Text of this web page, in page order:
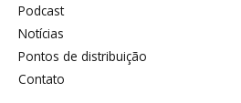
Podcast
Notícias
Pontos de distribuição
Contato